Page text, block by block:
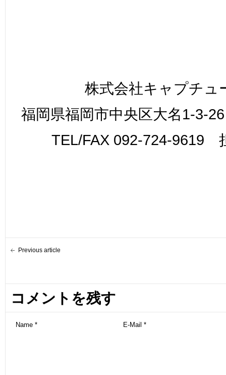
株式会社キャプチュ
福岡県福岡市中央区大名1-3-
TEL/FAX 092-724-9619
Previous article
コメントを残す